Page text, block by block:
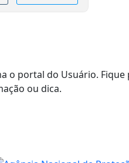
o portal do Usuário.
ou dica.